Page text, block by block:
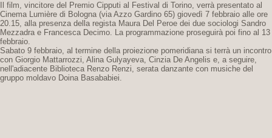
Il film, vincitore del Premio Cipputi al Festival di Torino, verrà presentato al
Cinema Lumière di Bologna (via Azzo Gardino 65) giovedì 7 febbraio alle ore
20.15, alla presenza della regista Maura Del Peroe dei due sociologi Sandro
Mezzadra e Francesca Decimo. La programmazione proseguirà poi fino al 13
febbraio.
Sabato 9 febbraio, al termine della proiezione pomeridiana si terrà un incontro
con Giorgio Mattarrozzi, Alina Gulyayeva, Cinzia De Angelis e, a seguire,
nell'adiacente Biblioteca Renzo Renzi, serata danzante con musiche del
gruppo moldavo Doina Basababiei.